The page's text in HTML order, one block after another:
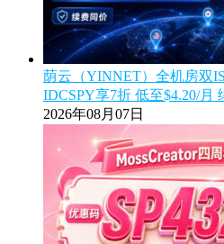
荫云（YINNET）全机房双
IDCSPY享7折 低至$4.20/月
2026年08月07日